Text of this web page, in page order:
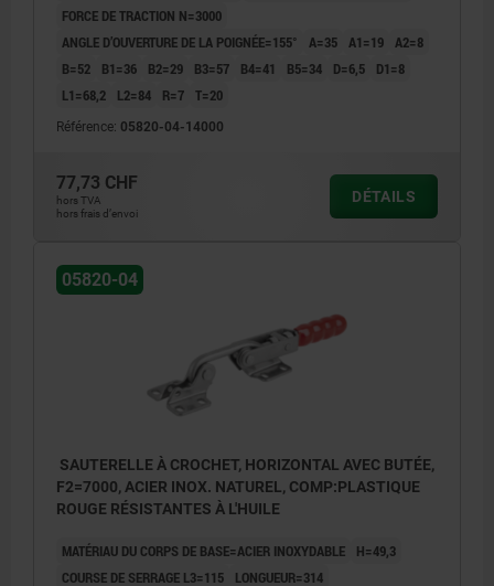
FORCE DE TRACTION N=3000
ANGLE D’OUVERTURE DE LA POIGNÉE=155°
A=35 A1=19
A2=8
B=52
B1=36 B2=29 B3=57 B4=41 B5=34 D=6,5
D1=8
L1=68,2
L2=84 R=7 T=20
Référence: 05820-04-14000
77,73 CHF
hors TVA
hors frais d’envoi
DÉTAILS
05820-04
SAUTERELLE À CROCHET, HORIZONTAL AVEC BUTÉE,
F2=7000, ACIER INOX. NATUREL, COMP:PLASTIQUE
ROUGE RÉSISTANTES À L'HUILE
MATÉRIAU DU CORPS DE BASE=ACIER INOXYDABLE
H=49,3
COURSE DE SERRAGE L3=115
LONGUEUR=314